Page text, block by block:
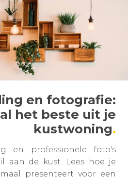
en fotografie:
het beste uit je
kustwoning
en professionele foto's
aan de kust. Lees hoe je
presenteert voor een